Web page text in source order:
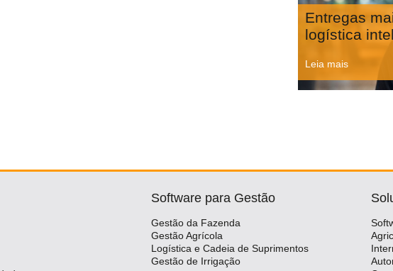
Entregas
logística
Leia mais
Software para Gestão
Gestão da Fazenda
Gestão Agrícola
Logística e Cadeia de Suprimentos
Gestão de Irrigação